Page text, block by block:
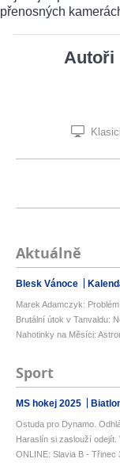
Autoři
Aktuálně
Blesk Vánoce
Marek Adamczyk:
Brutální útok v Tanvaldu:
Nahotinky na Měsíci:
Sport
MS hokej 2025
Ostuda pro Dynamo.
Haraslín si zaslouží odejít.
ONLINE: Slavia B - Třinec